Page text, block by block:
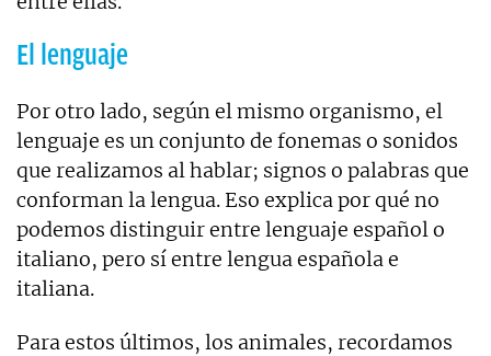
El lenguaje
Por otro lado, según el mismo organismo, el
lenguaje es un conjunto de fonemas o sonidos
que realizamos al hablar; signos o palabras que
conforman la lengua. Eso explica por qué no
podemos distinguir entre lenguaje español o
italiano, pero sí entre lengua española e
italiana.
Para estos últimos, los animales, recordamos